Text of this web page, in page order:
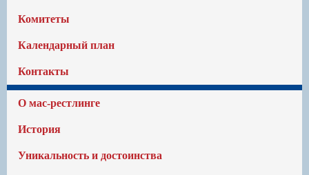
Комитеты
Календарный план
Контакты
О мас-рестлинге
История
Уникальность и достоинства